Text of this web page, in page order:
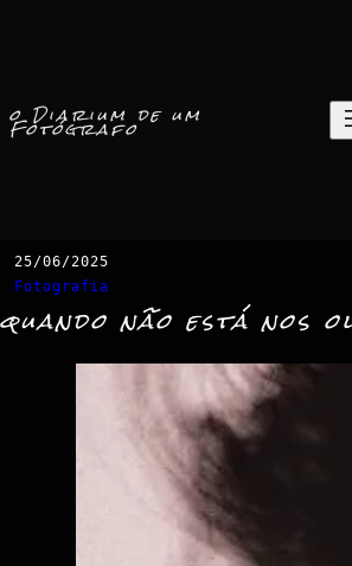
o Diarium de um
Fotógrafo
25/06/2025
Fotografia
quando não está nos